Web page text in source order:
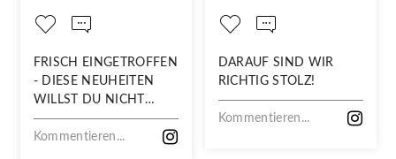
FRISCH EINGETROFFEN
- DIESE NEUHEITEN
WILLST DU NICHT
VERPASSEN!
Kommentieren...
DARAUF SIND WIR
RICHTIG STOLZ!
Kommentieren...